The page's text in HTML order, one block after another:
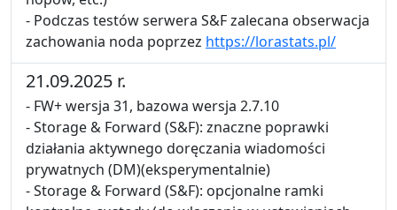
- Podczas testów serwera S&F zalecana obserwacja
zachowania noda poprzez https://lorastats.pl/
21.09.2025 r.
- FW+ wersja 31, bazowa wersja 2.7.10
- Storage & Forward (S&F): znaczne poprawki
działania aktywnego doręczania wiadomości
prywatnych (DM)(eksperymentalnie)
- Storage & Forward (S&F): opcjonalne ramki